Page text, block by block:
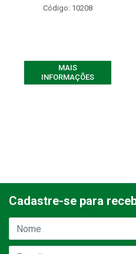
Código: 10208
MAIS
INFORMAÇÕES
Cadastre-se para